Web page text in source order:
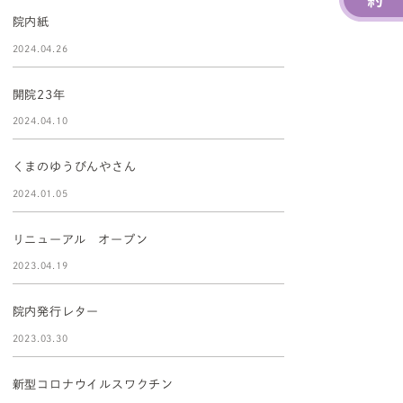
院内紙
2024.04.26
開院23年
2024.04.10
くまのゆうびんやさん
2024.01.05
リニューアル オープン
2023.04.19
院内発行レター
2023.03.30
新型コロナウイルスワクチン